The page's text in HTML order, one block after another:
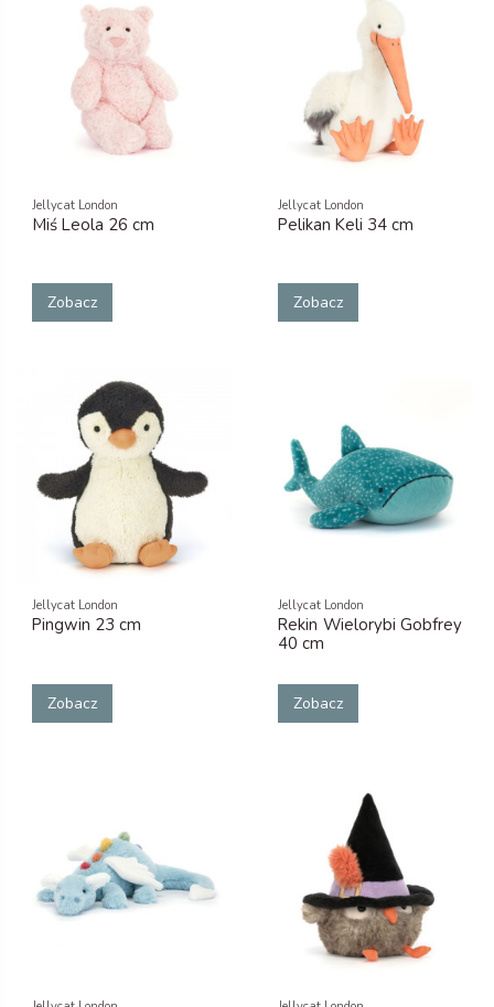
Jellycat London
Miś Leola 26 cm
Zobacz
Jellycat London
Pelikan Keli 34 cm
Zobacz
Jellycat London
Pingwin 23 cm
Zobacz
Jellycat London
Rekin Wielorybi Gobfrey
40 cm
Zobacz